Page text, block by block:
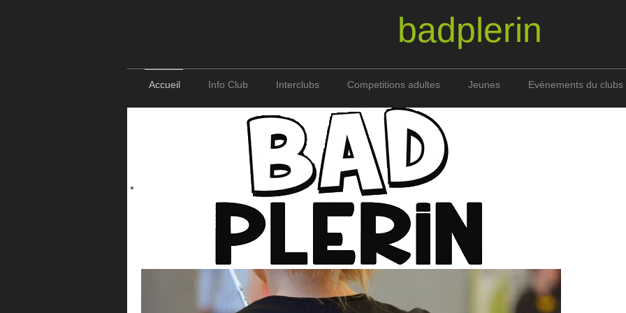
badplerin
Accueil Info Club Interclubs Competitions adultes Jeunes Evènements du clubs